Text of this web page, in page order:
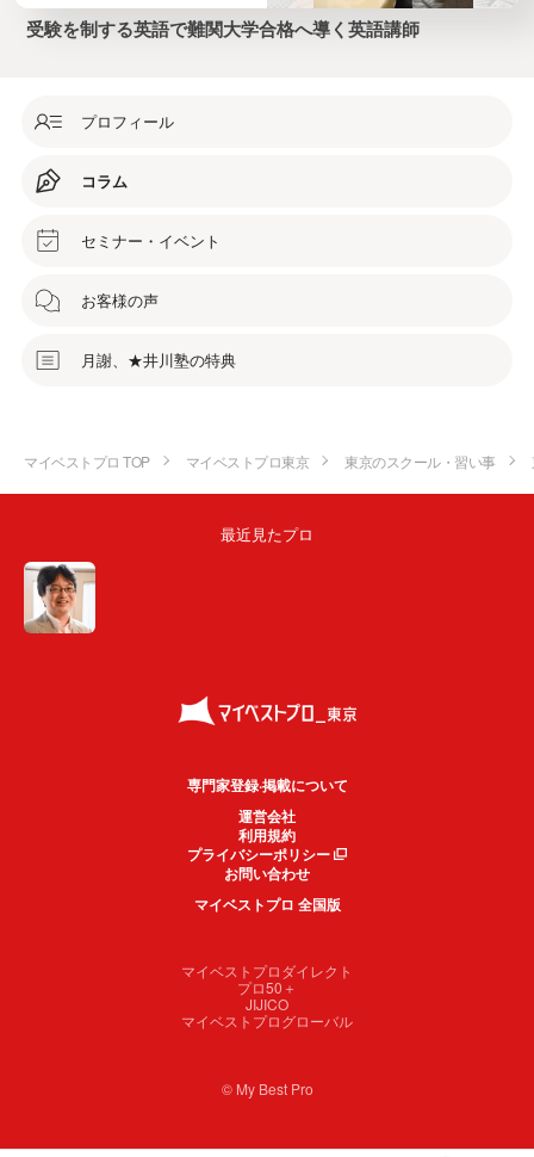
受験を制する英語で難関大学合格へ導く英語講師
プロフィール
コラム
セミナー・イベント
お客様の声
月謝、★井川塾の特典
マイベストプロ TOP マイベストプロ東京 東京のスクール・習い事
最近見たプロ
専門家登録·掲載について
運営会社
利用規約
プライバシーポリシー
お問い合わせ
マイベストプロ 全国版
マイベストプロダイレクト
プロ50＋
JIJICO
マイベストプログローバル
© My Best Pro